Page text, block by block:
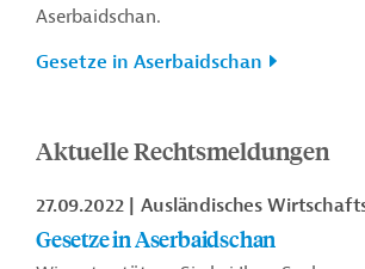
Aserbaidschan.
Gesetze in Aserbaidschan
Aktuelle Rechtsmeldungen
27.09.2022 Ausländisches
Gesetze in Aserbaidschan